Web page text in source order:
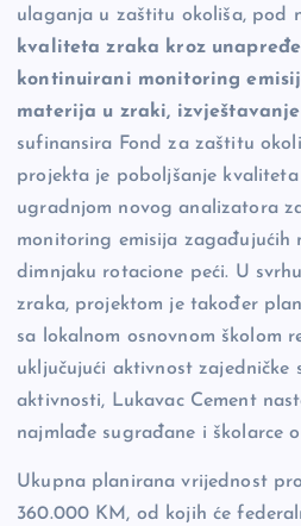
ulaganja u zaštitu okoliša, pod
kvaliteta zraka kroz
kontinuirani monitoring
materija u zraki,
sufinansira Fond za zaštitu
projekta je poboljšanje
ugradnjom novog analizatora
monitoring emisija zagađujućih
dimnjaku rotacione peći. U
zraka, projektom je također
sa lokalnom osnovnom školom
uključujući aktivnost zajedničke
aktivnosti, Lukavac Cement
najmlađe sugrađane i školarce
Ukupna planirana vrijednost
360.000 KM, od kojih će